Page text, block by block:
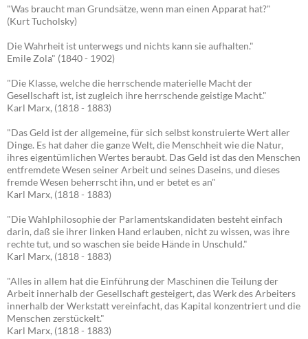
"Was braucht man Grundsätze, wenn man einen Apparat hat?"
(Kurt Tucholsky)
Die Wahrheit ist unterwegs und nichts kann sie aufhalten."
Emile Zola" (1840 - 1902)
"Die Klasse, welche die herrschende materielle Macht der
Gesellschaft ist, ist zugleich ihre herrschende geistige Macht."
Karl Marx, (1818 - 1883)
"Das Geld ist der allgemeine, für sich selbst konstruierte Wert aller
Dinge. Es hat daher die ganze Welt, die Menschheit wie die Natur,
ihres eigentümlichen Wertes beraubt. Das Geld ist das den Menschen
entfremdete Wesen seiner Arbeit und seines Daseins, und dieses
fremde Wesen beherrscht ihn, und er betet es an"
Karl Marx, (1818 - 1883)
"Die Wahlphilosophie der Parlamentskandidaten besteht einfach
darin, daß sie ihrer linken Hand erlauben, nicht zu wissen, was ihre
rechte tut, und so waschen sie beide Hände in Unschuld."
Karl Marx, (1818 - 1883)
"Alles in allem hat die Einführung der Maschinen die Teilung der
Arbeit innerhalb der Gesellschaft gesteigert, das Werk des Arbeiters
innerhalb der Werkstatt vereinfacht, das Kapital konzentriert und die
Menschen zerstückelt."
Karl Marx, (1818 - 1883)